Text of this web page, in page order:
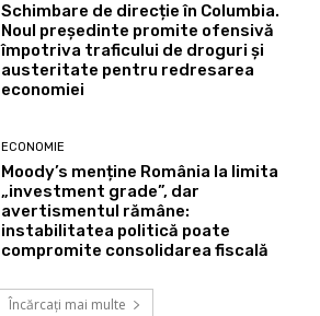
Schimbare de direcție în Columbia.
Noul președinte promite ofensivă
împotriva traficului de droguri și
austeritate pentru redresarea
economiei
ECONOMIE
Moody’s menține România la limita
„investment grade”, dar
avertismentul rămâne:
instabilitatea politică poate
compromite consolidarea fiscală
Încărcați mai multe